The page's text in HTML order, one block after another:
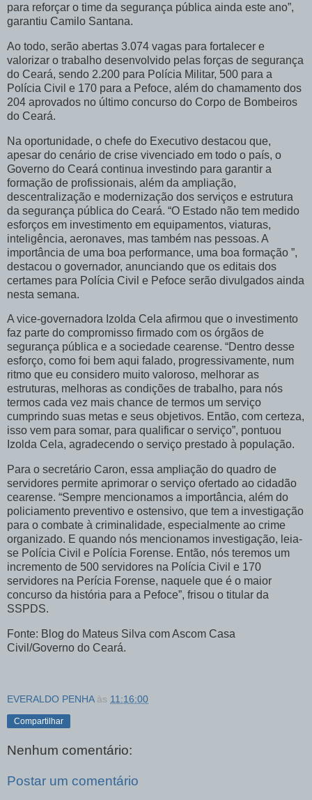
para reforçar o time da segurança pública ainda este ano”,
garantiu Camilo Santana.
Ao todo, serão abertas 3.074 vagas para fortalecer e
valorizar o trabalho desenvolvido pelas forças de segurança
do Ceará, sendo 2.200 para Polícia Militar, 500 para a
Polícia Civil e 170 para a Pefoce, além do chamamento dos
204 aprovados no último concurso do Corpo de Bombeiros
do Ceará.
Na oportunidade, o chefe do Executivo destacou que,
apesar do cenário de crise vivenciado em todo o país, o
Governo do Ceará continua investindo para garantir a
formação de profissionais, além da ampliação,
descentralização e modernização dos serviços e estrutura
da segurança pública do Ceará. “O Estado não tem medido
esforços em investimento em equipamentos, viaturas,
inteligência, aeronaves, mas também nas pessoas. A
importância de uma boa performance, uma boa formação ”,
destacou o governador, anunciando que os editais dos
certames para Polícia Civil e Pefoce serão divulgados ainda
nesta semana.
A vice-governadora Izolda Cela afirmou que o investimento
faz parte do compromisso firmado com os órgãos de
segurança pública e a sociedade cearense. “Dentro desse
esforço, como foi bem aqui falado, progressivamente, num
ritmo que eu considero muito valoroso, melhorar as
estruturas, melhoras as condições de trabalho, para nós
termos cada vez mais chance de termos um serviço
cumprindo suas metas e seus objetivos. Então, com certeza,
isso vem para somar, para qualificar o serviço”, pontuou
Izolda Cela, agradecendo o serviço prestado à população.
Para o secretário Caron, essa ampliação do quadro de
servidores permite aprimorar o serviço ofertado ao cidadão
cearense. “Sempre mencionamos a importância, além do
policiamento preventivo e ostensivo, que tem a investigação
para o combate à criminalidade, especialmente ao crime
organizado. E quando nós mencionamos investigação, leia-
se Polícia Civil e Polícia Forense. Então, nós teremos um
incremento de 500 servidores na Polícia Civil e 170
servidores na Perícia Forense, naquele que é o maior
concurso da história para a Pefoce”, frisou o titular da
SSPDS.
Fonte: Blog do Mateus Silva com Ascom Casa
Civil/Governo do Ceará.
EVERALDO PENHA às 11:16:00
Compartilhar
Nenhum comentário:
Postar um comentário